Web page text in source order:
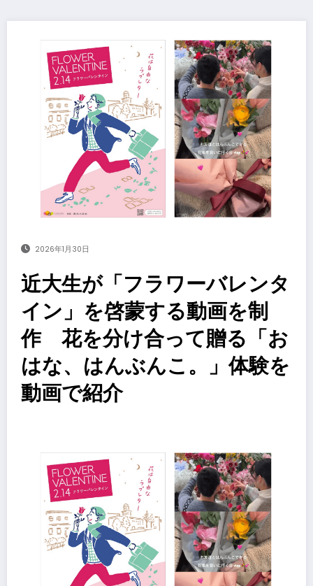
2026年1月30日
近大生が「フラワーバレンタ
イン」を啓蒙する動画を制
作 花を分け合って贈る「お
はな、はんぶんこ。」体験を
動画で紹介